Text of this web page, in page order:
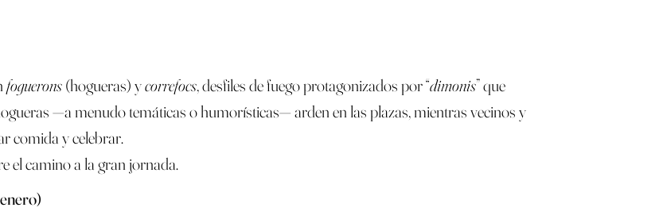
foguerons(hogueras) ycorrefocs, desfiles de fuego protagonizados por “dimonis” que
—a menudo temáticas o humorísticas— arden en las plazas, mientras vecinos y
comida y celebrar.
el camino a la gran jornada.